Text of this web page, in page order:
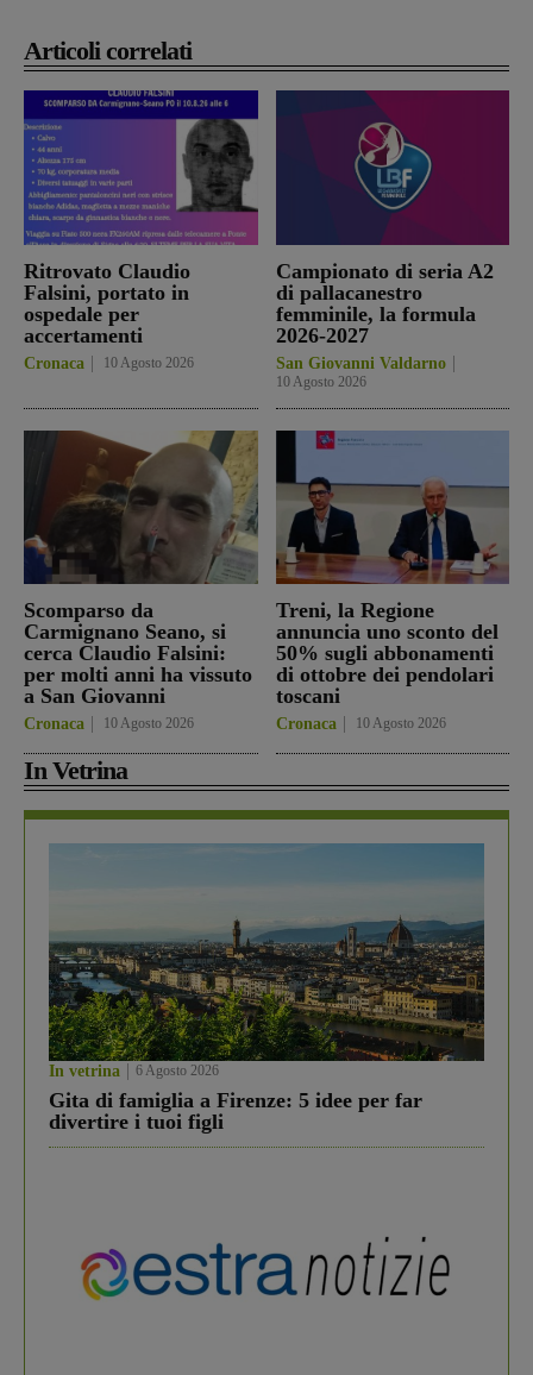
Articoli correlati
Ritrovato Claudio
Falsini, portato in
ospedale per
accertamenti
Cronaca 10 Agosto 2026
Campionato di seria A2
di pallacanestro
femminile, la formula
2026-2027
San Giovanni Valdarno
10 Agosto 2026
Scomparso da
Carmignano Seano, si
cerca Claudio Falsini:
per molti anni ha vissuto
a San Giovanni
Cronaca 10 Agosto 2026
Treni, la Regione
annuncia uno sconto del
50% sugli abbonamenti
di ottobre dei pendolari
toscani
Cronaca 10 Agosto 2026
In Vetrina
In vetrina 6 Agosto 2026
Gita di famiglia a Firenze: 5 idee per far
divertire i tuoi figli